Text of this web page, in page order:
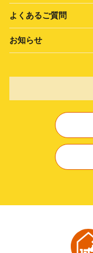
よくあるご質問
お知らせ